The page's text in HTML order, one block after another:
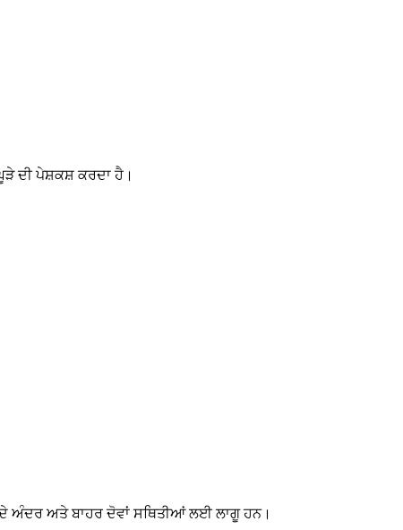
ਦੀ ਪੇਸ਼ਕਸ਼ ਕਰਦਾ ਹੈ।
ਅੰਦਰ ਅਤੇ ਬਾਹਰ ਦੋਵਾਂ ਸਥਿਤੀਆਂ ਲਈ ਲਾਗੂ ਹਨ।